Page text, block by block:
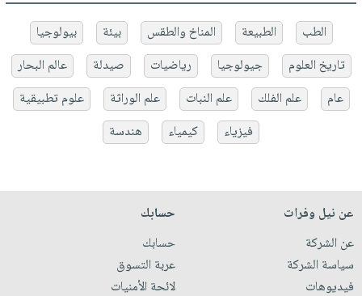
الطب الطبيعة المناخ والطقس بيئة
بيولوجيا
تاريخ العلوم
جيولوجيا رياضيات صيدلة
عالم البحار
عام
علم الفلك علم النبات علم الوراثة
علوم تطبيقية
فيزياء
كيمياء هندسة
عن نيل وفرات
عن الشركة
سياسة الشركة
فيديوهات
حسابك
حسابك
عربة التسوق
لائحة الأمنيات